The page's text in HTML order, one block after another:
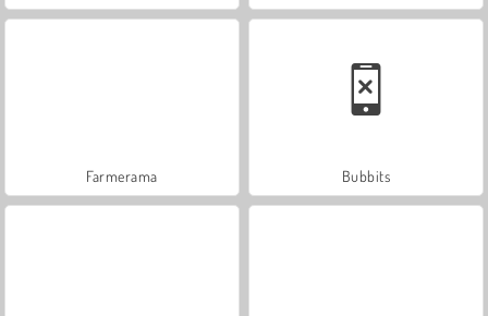
Farmerama Bubbits